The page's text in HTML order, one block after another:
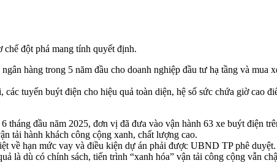
đột phá mang tính quyết định.
hàng trong 5 năm đầu cho doanh nghiệp đầu tư hạ tầng và mua
tuyến buýt điện cho hiệu quả toàn diện, hệ số sức chứa giờ cao
đầu năm 2025, đơn vị đã đưa vào vận hành 63 xe buýt điện
tải hành khách công cộng xanh, chất lượng cao.
về hạn mức vay và điều kiện dự án phải được UBND TP phê
là dù có chính sách, tiến trình “xanh hóa” vận tải công cộng vẫn